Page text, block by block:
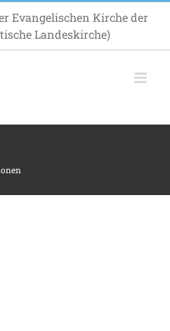
Evangelischen Kirche der
Landeskirche)